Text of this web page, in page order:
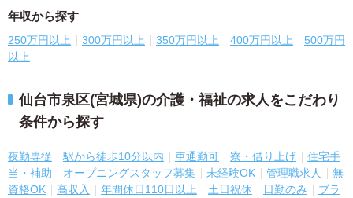
年収から探す
250万円以上 300万円以上 350万円以上 400万円以上
500万円
以上
仙台市泉区(宮城県)の介護・福祉の求人をこだわり
条件から探す
夜勤専従 駅から徒歩10分以内 車通勤可 寮・借り上げ
住宅手
当・補助
オープニングスタッフ募集 未経験OK 管理職求人
無
資格OK
高収入 年間休日110日以上 土日祝休 日勤のみ
ブラ